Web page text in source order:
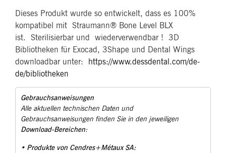
Dieses Produkt wurde so entwickelt, dass es 100%
kompatibel mit Straumann® Bone Level BLX
ist. Sterilisierbar und wiederverwendbar ! 3D
Bibliotheken für Exocad, 3Shape und Dental Wings
downloadbar unter: https://www.dessdental.com/de-
de/bibliotheken
Gebrauchsanweisungen
Alle aktuellen technischen Daten und
Gebrauchsanweisungen finden Sie in den jeweiligen
Download-Bereichen:
• Produkte von Cendres+Métaux SA: